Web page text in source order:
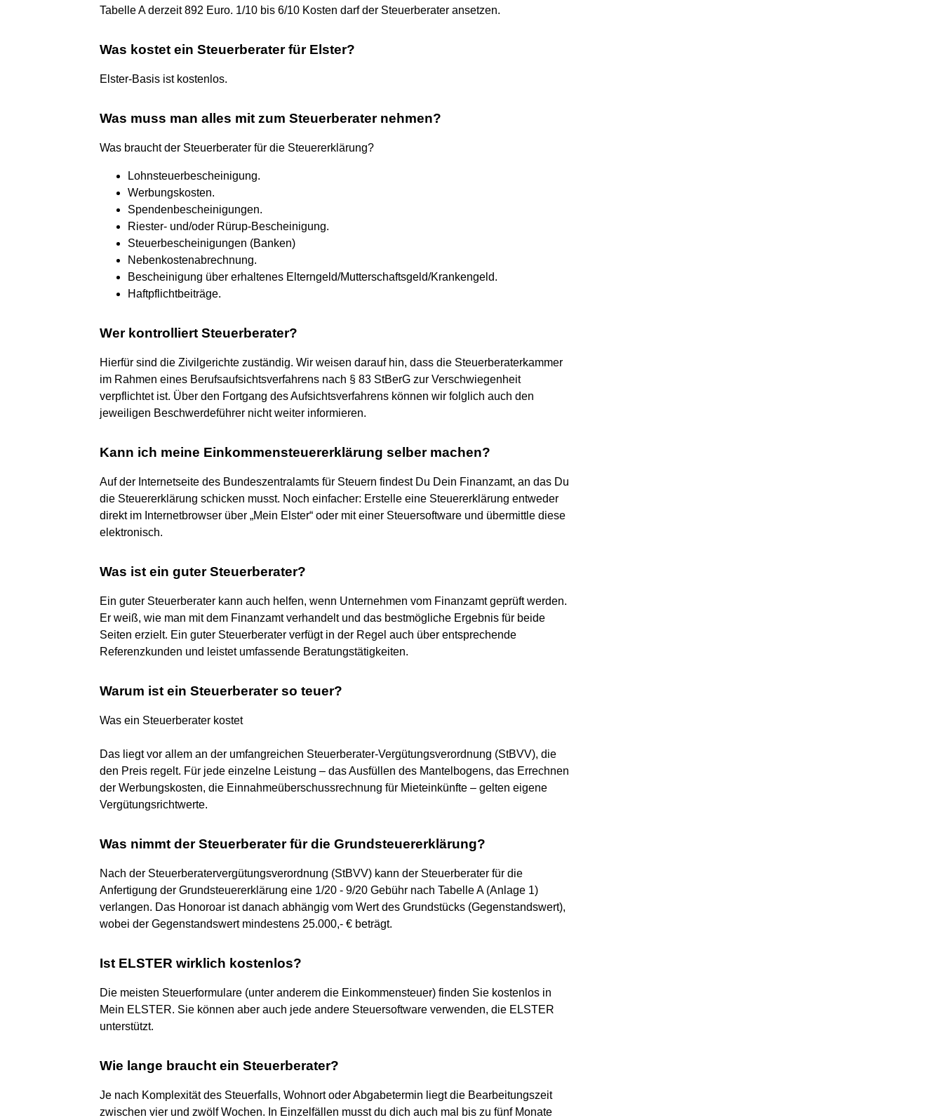
Tabelle A derzeit 892 Euro. 1/10 bis 6/10 Kosten darf der Steuerberater ansetzen.
Was kostet ein Steuerberater für Elster?
Elster-Basis ist kostenlos.
Was muss man alles mit zum Steuerberater nehmen?
Was braucht der Steuerberater für die Steuererklärung?
Lohnsteuerbescheinigung.
Werbungskosten.
Spendenbescheinigungen.
Riester- und/oder Rürup-Bescheinigung.
Steuerbescheinigungen (Banken)
Nebenkostenabrechnung.
Bescheinigung über erhaltenes Elterngeld/Mutterschaftsgeld/Krankengeld.
Haftpflichtbeiträge.
Wer kontrolliert Steuerberater?
Hierfür sind die Zivilgerichte zuständig. Wir weisen darauf hin, dass die Steuerberaterkammer
im Rahmen eines Berufsaufsichtsverfahrens nach § 83 StBerG zur Verschwiegenheit
verpflichtet ist. Über den Fortgang des Aufsichtsverfahrens können wir folglich auch den
jeweiligen Beschwerdeführer nicht weiter informieren.
Kann ich meine Einkommensteuererklärung selber machen?
Auf der Internetseite des Bundeszentralamts für Steuern findest Du Dein Finanzamt, an das Du
die Steuererklärung schicken musst. Noch einfacher: Erstelle eine Steuererklärung entweder
direkt im Internetbrowser über „Mein Elster“ oder mit einer Steuersoftware und übermittle diese
elektronisch.
Was ist ein guter Steuerberater?
Ein guter Steuerberater kann auch helfen, wenn Unternehmen vom Finanzamt geprüft werden.
Er weiß, wie man mit dem Finanzamt verhandelt und das bestmögliche Ergebnis für beide
Seiten erzielt. Ein guter Steuerberater verfügt in der Regel auch über entsprechende
Referenzkunden und leistet umfassende Beratungstätigkeiten.
Warum ist ein Steuerberater so teuer?
Was ein Steuerberater kostet
Das liegt vor allem an der umfangreichen Steuerberater-Vergütungsverordnung (StBVV), die
den Preis regelt. Für jede einzelne Leistung – das Ausfüllen des Mantelbogens, das Errechnen
der Werbungskosten, die Einnahmeüberschussrechnung für Mieteinkünfte – gelten eigene
Vergütungsrichtwerte.
Was nimmt der Steuerberater für die Grundsteuererklärung?
Nach der Steuerberatervergütungsverordnung (StBVV) kann der Steuerberater für die
Anfertigung der Grundsteuererklärung eine 1/20 - 9/20 Gebühr nach Tabelle A (Anlage 1)
verlangen. Das Honoroar ist danach abhängig vom Wert des Grundstücks (Gegenstandswert),
wobei der Gegenstandswert mindestens 25.000,- € beträgt.
Ist ELSTER wirklich kostenlos?
Die meisten Steuerformulare (unter anderem die Einkommensteuer) finden Sie kostenlos in
Mein ELSTER. Sie können aber auch jede andere Steuersoftware verwenden, die ELSTER
unterstützt.
Wie lange braucht ein Steuerberater?
Je nach Komplexität des Steuerfalls, Wohnort oder Abgabetermin liegt die Bearbeitungszeit
zwischen vier und zwölf Wochen. In Einzelfällen musst du dich auch mal bis zu fünf Monate